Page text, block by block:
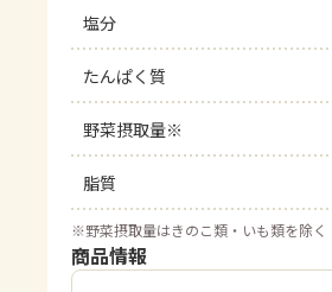
塩分
たんぱく質
野菜摂取量※
脂質
※野菜摂取量はきのこ類・いも類を除く
商品情報